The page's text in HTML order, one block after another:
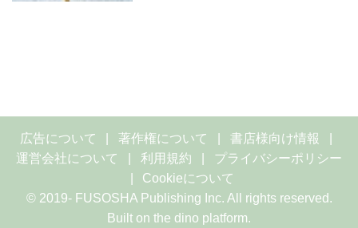
広告について 著作権について
書店様向け情報
運営会社について
利用規約
プライバシーポリシー
Cookieについて
© 2019- FUSOSHA Publishing Inc. All rights reserved.
Built on the dino platform.